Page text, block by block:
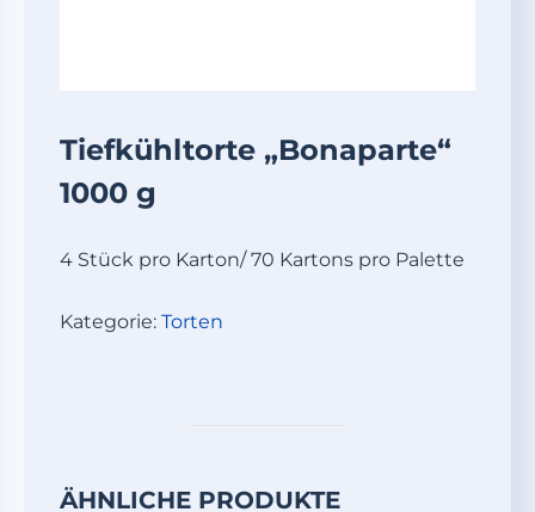
Tiefkühltorte „Bonaparte“
1000 g
4 Stück pro Karton/ 70 Kartons pro Palette
Kategorie: Torten
ÄHNLICHE PRODUKTE